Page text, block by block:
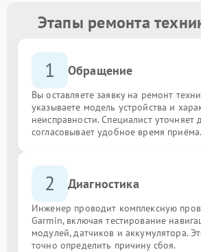
Этапы ремонта
1 Обращение
Вы оставляете заявку на ремонт
указываете модель устройства и
неисправности. Специалист уточняет
согласовывает удобное время приёма.
2 Диагностика
Инженер проводит комплексную
Garmin, включая тестирование
модулей, датчиков и аккумулятора.
точно определить причину сбоя.